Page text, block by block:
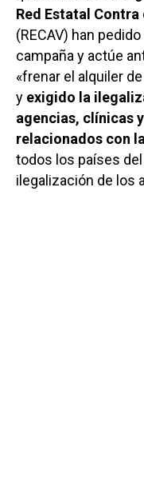
Red Estatal
(RECAV) han
campaña y actúe
«frenar el alquiler
y exigido la
agencias, clínicas
relacionados con
todos los países
ilegalización de los